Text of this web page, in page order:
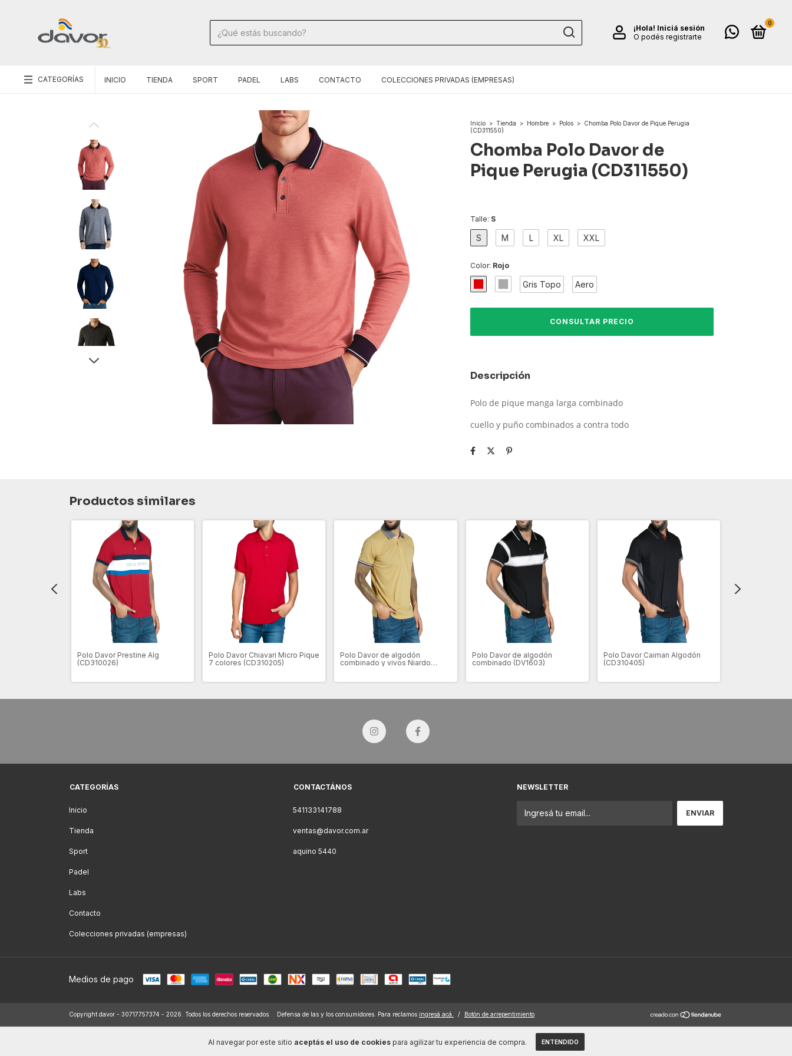
¡Hola! Iniciá sesión
O podés registrarte
0
CATEGORÍAS INICIO TIENDA SPORT PADEL LABS CONTACTO COLECCIONES PRIVADAS (EMPRESAS)
Al navegar por este sitio aceptás el uso de cookiespara agilizar tu experiencia de compra. ENTENDIDO
Inicio > Tienda > Hombre > Polos > Chomba Polo Davor de Pique Perugia
(CD311550)
Chomba Polo Davor de
Pique Perugia (CD311550)
Talle: S
S M L XL XXL
Color: Rojo
Gris Topo Aero
Descripción
Polo de pique manga larga combinado
cuello y puño combinados a contra todo
Productos similares
Polo Davor Prestine Alg
(CD310026)
Polo Davor Chiavari Micro Pique
7 colores (CD310205)
Polo Davor de algodón
combinado y vivos Niardo
Polo Davor de algodón
combinado (DV1603)
Polo Davor Caiman Algodón
(CD310405)
CATEGORÍAS
Inicio
Tienda
Sport
Padel
Labs
Contacto
Colecciones privadas (empresas)
CONTACTÁNOS
541133141788
ventas@davor.com.ar
aquino 5440
NEWSLETTER
Medios de pago
Copyright davor - 30717757374 - 2026. Todos los derechos reservados. Defensa de las y los consumidores. Para reclamos ingresá acá. / Botón de arrepentimiento